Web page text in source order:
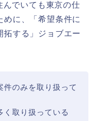
んでいても東京の仕
に、「希望条件に
拓する」ジョブエー
件のみを取り扱って
く取り扱っている